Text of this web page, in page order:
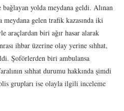
yolda meydana geldi. Alınan
meydana gelen trafik kazasında iki
araçlardan biri ağır hasar alarak
ihbar üzerine olay yerine sıhhat,
Şoförlerden biri ambulansa
sıhhat durumu hakkında şimdi
grupları ise olayla ilgili inceleme